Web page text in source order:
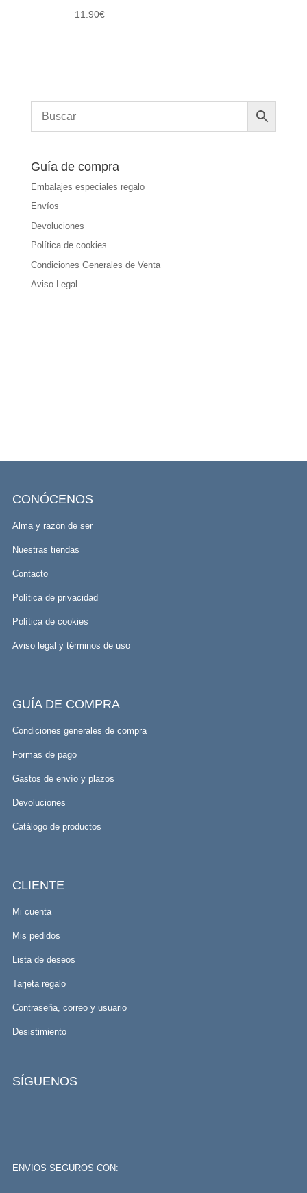
11.90€
Guía de compra
Embalajes especiales regalo
Envíos
Devoluciones
Política de cookies
Condiciones Generales de Venta
Aviso Legal
CONÓCENOS
Alma y razón de ser
Nuestras tiendas
Contacto
Política de privacidad
Política de cookies
Aviso legal y términos de uso
GUÍA DE COMPRA
Condiciones generales de compra
Formas de pago
Gastos de envío y plazos
Devoluciones
Catálogo de productos
CLIENTE
Mi cuenta
Mis pedidos
Lista de deseos
Tarjeta regalo
Contraseña, correo y usuario
Desistimiento
SÍGUENOS
ENVIOS SEGUROS CON: